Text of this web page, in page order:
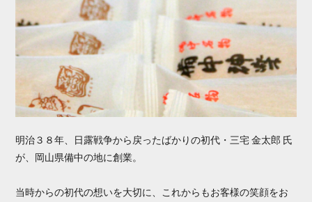
明治３８年、日露戦争から戻ったばかりの初代・三宅 金太郎 氏
が、岡山県備中の地に創業。
当時からの初代の想いを大切に、これからもお客様の笑顔をお